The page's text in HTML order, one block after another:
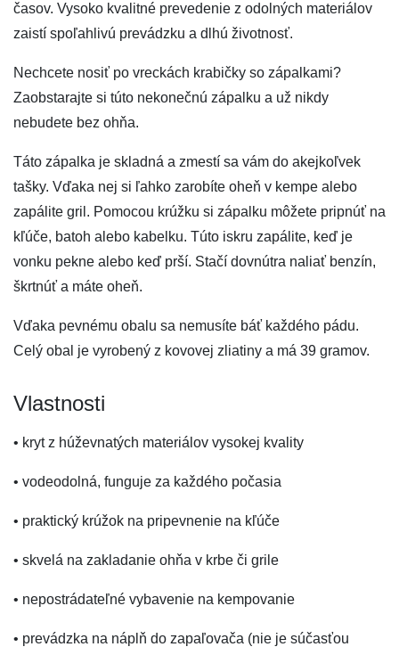
časov. Vysoko kvalitné prevedenie z odolných materiálov
zaistí spoľahlivú prevádzku a dlhú životnosť.
Nechcete nosiť po vreckách krabičky so zápalkami?
Zaobstarajte si túto nekonečnú zápalku a už nikdy
nebudete bez ohňa.
Táto zápalka je skladná a zmestí sa vám do akejkoľvek
tašky. Vďaka nej si ľahko zarobíte oheň v kempe alebo
zapálite gril. Pomocou krúžku si zápalku môžete pripnúť na
kľúče, batoh alebo kabelku. Túto iskru zapálite, keď je
vonku pekne alebo keď prší. Stačí dovnútra naliať benzín,
škrtnúť a máte oheň.
Vďaka pevnému obalu sa nemusíte báť každého pádu.
Celý obal je vyrobený z kovovej zliatiny a má 39 gramov.
Vlastnosti
• kryt z húževnatých materiálov vysokej kvality
• vodeodolná, funguje za každého počasia
• praktický krúžok na pripevnenie na kľúče
• skvelá na zakladanie ohňa v krbe či grile
• nepostrádateľné vybavenie na kempovanie
• prevádzka na náplň do zapaľovača (nie je súčasťou